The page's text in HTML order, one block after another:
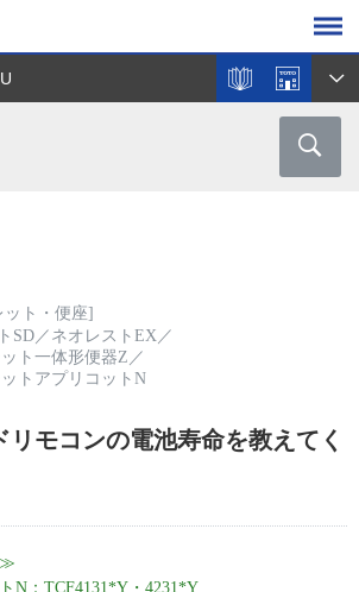
ット・便座]
SD／ ネオレストEX／
ト一体形便器Z ／
トアプリコットN
リモコンの電池寿命を教えてく
≫
N：TCF4131*Y・4231*Y